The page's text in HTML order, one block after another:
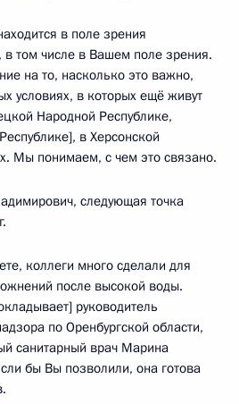
в поле зрения
в том числе в Вашем поле зрения.
на то, насколько это важно,
условиях, в которых ещё живут
Народной Республике,
в Херсонской
Мы понимаем, с чем это связано.
следующая точка
коллеги много сделали для
после высокой воды.
руководитель
по Оренбургской области,
санитарный врач Марина
бы Вы позволили, она готова